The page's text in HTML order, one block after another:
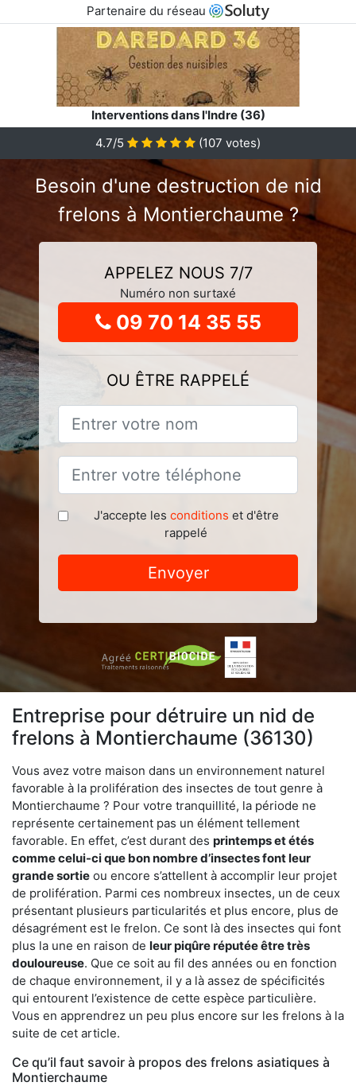
Partenaire du réseau
Interventions dans l'Indre (36)
4.7/5 (107 votes)
Besoin d'une destruction de nid
frelons à Montierchaume ?
APPELEZ NOUS 7/7
Numéro non surtaxé
09 70 14 35 55
OU ÊTRE RAPPELÉ
J'accepte les conditions et d'être
rappelé
Envoyer
Entreprise pour détruire un nid de
frelons à Montierchaume (36130)
Vous avez votre maison dans un environnement naturel
favorable à la prolifération des insectes de tout genre à
Montierchaume ? Pour votre tranquillité, la période ne
représente certainement pas un élément tellement
favorable. En effet, c’est durant des printemps et étés
comme celui-ci que bon nombre d’insectes font leur
grande sortie ou encore s’attellent à accomplir leur projet
de prolifération. Parmi ces nombreux insectes, un de ceux
présentant plusieurs particularités et plus encore, plus de
désagrément est le frelon. Ce sont là des insectes qui font
plus la une en raison de leur piqûre réputée être très
douloureuse. Que ce soit au fil des années ou en fonction
de chaque environnement, il y a là assez de spécificités
qui entourent l’existence de cette espèce particulière.
Vous en apprendrez un peu plus encore sur les frelons à la
suite de cet article.
Ce qu’il faut savoir à propos des frelons asiatiques à
Montierchaume